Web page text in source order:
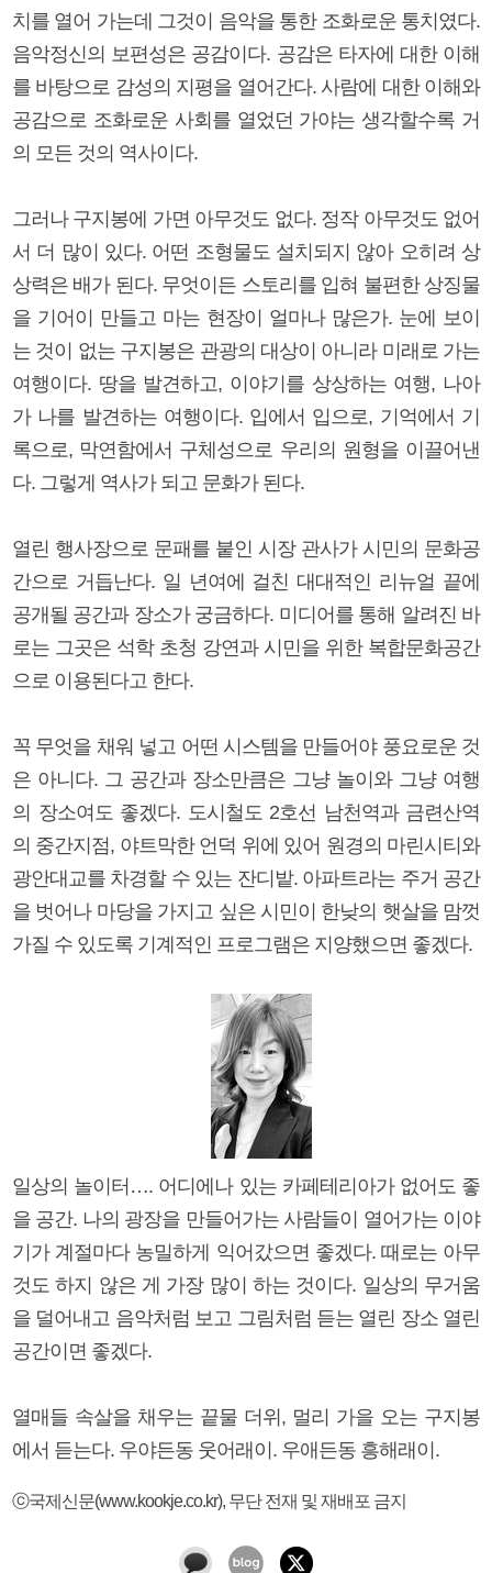
치를 열어 가는데 그것이 음악을 통한 조화로운 통치였다.
음악정신의 보편성은 공감이다. 공감은 타자에 대한 이해
를 바탕으로 감성의 지평을 열어간다. 사람에 대한 이해와
공감으로 조화로운 사회를 열었던 가야는 생각할수록 거
의 모든 것의 역사이다.
그러나 구지봉에 가면 아무것도 없다. 정작 아무것도 없어
서 더 많이 있다. 어떤 조형물도 설치되지 않아 오히려 상
상력은 배가 된다. 무엇이든 스토리를 입혀 불편한 상징물
을 기어이 만들고 마는 현장이 얼마나 많은가. 눈에 보이
는 것이 없는 구지봉은 관광의 대상이 아니라 미래로 가는
여행이다. 땅을 발견하고, 이야기를 상상하는 여행, 나아
가 나를 발견하는 여행이다. 입에서 입으로, 기억에서 기
록으로, 막연함에서 구체성으로 우리의 원형을 이끌어낸
다. 그렇게 역사가 되고 문화가 된다.
열린 행사장으로 문패를 붙인 시장 관사가 시민의 문화공
간으로 거듭난다. 일 년여에 걸친 대대적인 리뉴얼 끝에
공개될 공간과 장소가 궁금하다. 미디어를 통해 알려진 바
로는 그곳은 석학 초청 강연과 시민을 위한 복합문화공간
으로 이용된다고 한다.
꼭 무엇을 채워 넣고 어떤 시스템을 만들어야 풍요로운 것
은 아니다. 그 공간과 장소만큼은 그냥 놀이와 그냥 여행
의 장소여도 좋겠다. 도시철도 2호선 남천역과 금련산역
의 중간지점, 야트막한 언덕 위에 있어 원경의 마린시티와
광안대교를 차경할 수 있는 잔디밭. 아파트라는 주거 공간
을 벗어나 마당을 가지고 싶은 시민이 한낮의 햇살을 맘껏
가질 수 있도록 기계적인 프로그램은 지양했으면 좋겠다.
일상의 놀이터…. 어디에나 있는 카페테리아가 없어도 좋
을 공간. 나의 광장을 만들어가는 사람들이 열어가는 이야
기가 계절마다 농밀하게 익어갔으면 좋겠다. 때로는 아무
것도 하지 않은 게 가장 많이 하는 것이다. 일상의 무거움
을 덜어내고 음악처럼 보고 그림처럼 듣는 열린 장소 열린
공간이면 좋겠다.
열매들 속살을 채우는 끝물 더위, 멀리 가을 오는 구지봉
에서 듣는다. 우야든동 웃어래이. 우애든동 흥해래이.
ⓒ국제신문(www.kookje.co.kr), 무단 전재 및 재배포 금지